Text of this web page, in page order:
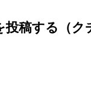
投稿する（